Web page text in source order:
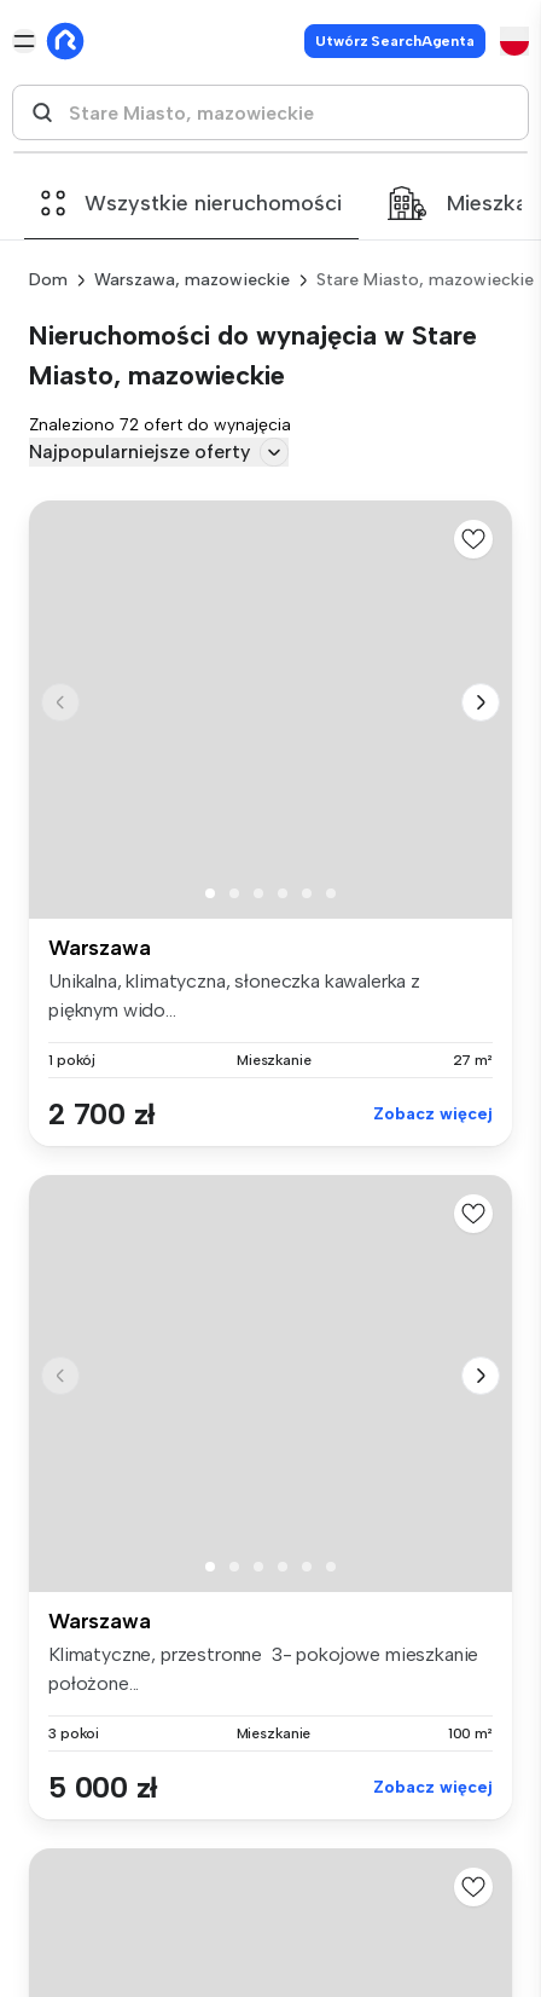
Utwórz SearchAgenta
Wszystkie nieruchomości
Dom Warszawa, mazowieckie Stare Miasto, mazowieckie
Nieruchomości do wynajęcia w Stare
Miasto, mazowieckie
Znaleziono 72 ofert do wynajęcia
Najpopularniejsze oferty
Warszawa
Unikalna, klimatyczna, słoneczka kawalerka z
pięknym wido...
1 pokój Mieszkanie 27 m²
2 700 zł Zobacz więcej
Warszawa
Klimatyczne, przestronne 3- pokojowe mieszkanie
położone...
3 pokoi Mieszkanie 100 m²
5 000 zł Zobacz więcej